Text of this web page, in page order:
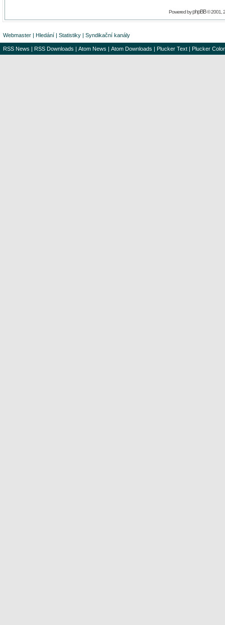
Powered byphpBB© 2001,
Webmaster | Hledání | Statistiky | Syndikační kanály
RSS News | RSS Downloads | Atom News | Atom Downloads | Plucker Text | Plucker Color